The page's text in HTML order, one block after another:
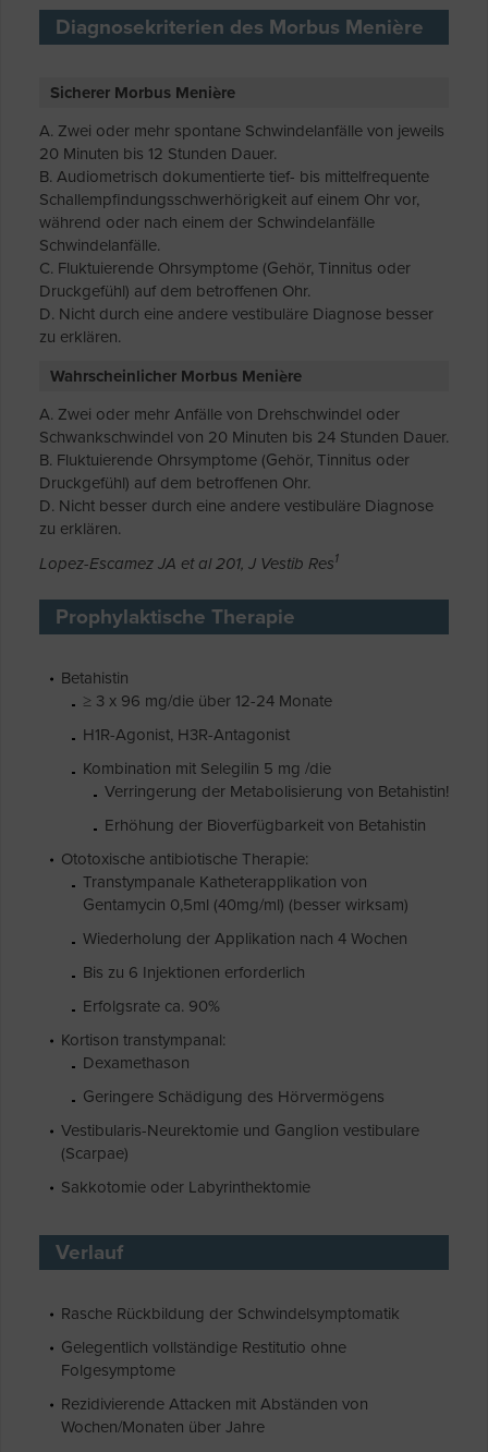
Diagnosekriterien des Morbus Menière
Sicherer Morbus Menière
A. Zwei oder mehr spontane Schwindelanfälle von jeweils
20 Minuten bis 12 Stunden Dauer.
B. Audiometrisch dokumentierte tief- bis mittelfrequente
Schallempfindungsschwerhörigkeit auf einem Ohr vor,
während oder nach einem der Schwindelanfälle
Schwindelanfälle.
C. Fluktuierende Ohrsymptome (Gehör, Tinnitus oder
Druckgefühl) auf dem betroffenen Ohr.
D. Nicht durch eine andere vestibuläre Diagnose besser
zu erklären.
Wahrscheinlicher Morbus Menière
A. Zwei oder mehr Anfälle von Drehschwindel oder
Schwankschwindel von 20 Minuten bis 24 Stunden Dauer.
B. Fluktuierende Ohrsymptome (Gehör, Tinnitus oder
Druckgefühl) auf dem betroffenen Ohr.
D. Nicht besser durch eine andere vestibuläre Diagnose
zu erklären.
Lopez-Escamez JA et al 201, J Vestib Res1
Prophylaktische Therapie
Betahistin
≥ 3 x 96 mg/die über 12-24 Monate
H1R-Agonist, H3R-Antagonist
Kombination mit Selegilin 5 mg /die
Verringerung der Metabolisierung von Betahistin!
Erhöhung der Bioverfügbarkeit von Betahistin
Ototoxische antibiotische Therapie:
Transtympanale Katheterapplikation von
Gentamycin 0,5ml (40mg/ml) (besser wirksam)
Wiederholung der Applikation nach 4 Wochen
Bis zu 6 Injektionen erforderlich
Erfolgsrate ca. 90%
Kortison transtympanal:
Dexamethason
Geringere Schädigung des Hörvermögens
Vestibularis-Neurektomie und Ganglion vestibulare
(Scarpae)
Sakkotomie oder Labyrinthektomie
Verlauf
Rasche Rückbildung der Schwindelsymptomatik
Gelegentlich vollständige Restitutio ohne
Folgesymptome
Rezidivierende Attacken mit Abständen von
Wochen/Monaten über Jahre